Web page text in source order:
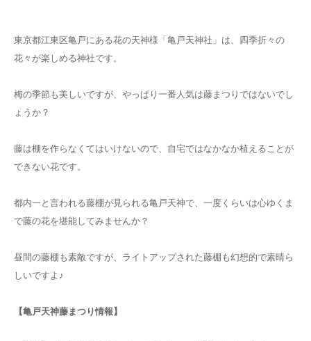
東京都江東区亀戸にある花の天神様「亀戸天神社」は、四季折々の
花々が楽しめる神社です。
梅の季節も美しいですが、やっぱり一番人気は藤まつりではないでし
ょうか？
藤は棚を作らなくてはいけないので、自宅ではなかなか植えることが
できない花です。
都内一と言われる藤棚が見られる亀戸天神で、一度くらいは心ゆくま
で藤の花を堪能してみませんか？
昼間の藤棚も素敵ですが、ライトアップされた藤棚も幻想的で素晴ら
しいですよ♪
【亀戸天神藤まつり情報】